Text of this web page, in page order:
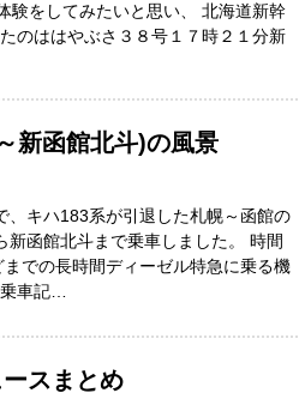
験をしてみたいと思い、 北海道新幹
のははやぶさ３８号１７時２１分新
新函館北斗)の風景
キハ183系が引退した札幌～函館の
新函館北斗まで乗車しました。 時間
での長時間ディーゼル特急に乗る機
乗車記…
スまとめ